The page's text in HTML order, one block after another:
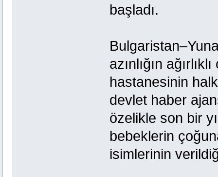
başladı.
azınlığın
hastanesinin
devlet haber
özelikle son bir
bebeklerin
isimlerinin